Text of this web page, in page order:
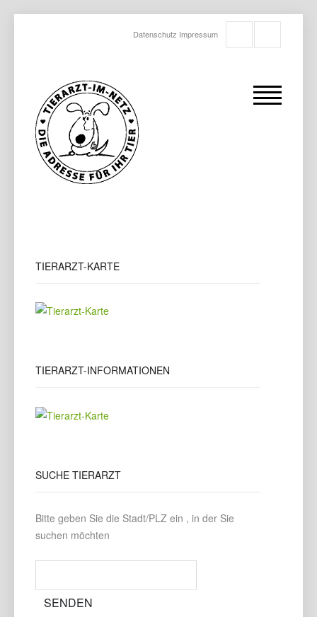
Datenschutz Impressum
TIERARZT-KARTE
TIERARZT-INFORMATIONEN
SUCHE TIERARZT
Bitte geben Sie die Stadt/PLZ ein , in der Sie
suchen möchten